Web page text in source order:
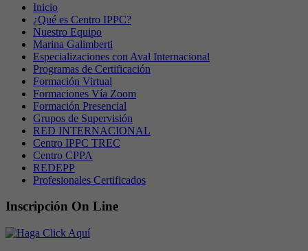
Inicio
¿Qué es Centro IPPC?
Nuestro Equipo
Marina Galimberti
Especializaciones con Aval Internacional
Programas de Certificación
Formación Virtual
Formaciones Vía Zoom
Formación Presencial
Grupos de Supervisión
RED INTERNACIONAL
Centro IPPC TREC
Centro CPPA
REDEPP
Profesionales Certificados
Inscripción On Line